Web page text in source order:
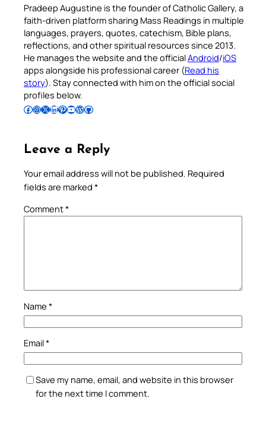
Pradeep Augustine is the founder of Catholic Gallery, a
faith-driven platform sharing Mass Readings in multiple
languages, prayers, quotes, catechism, Bible plans,
reflections, and other spiritual resources since 2013.
He manages the website and the officialAndroid/iOS
apps alongside his professional career (Read his
story). Stay connected with him on the official social
profiles below.
Follow Pradeep on Facebook Follow Pradeep on InstagramFollow Pradeep on X Follow Pradeep on LinkedIn Follow Pradeep on Pinterest Subscribe to Pradeep’s Youtube Channel Follow Pradeep on WordPress Follow Pradeep on GitHub
Leave a Reply
Your email address will not be published. Required
fields are marked *
Comment*
Name *
Email*
Save my name, email, and website in this browser
for the next time I comment.